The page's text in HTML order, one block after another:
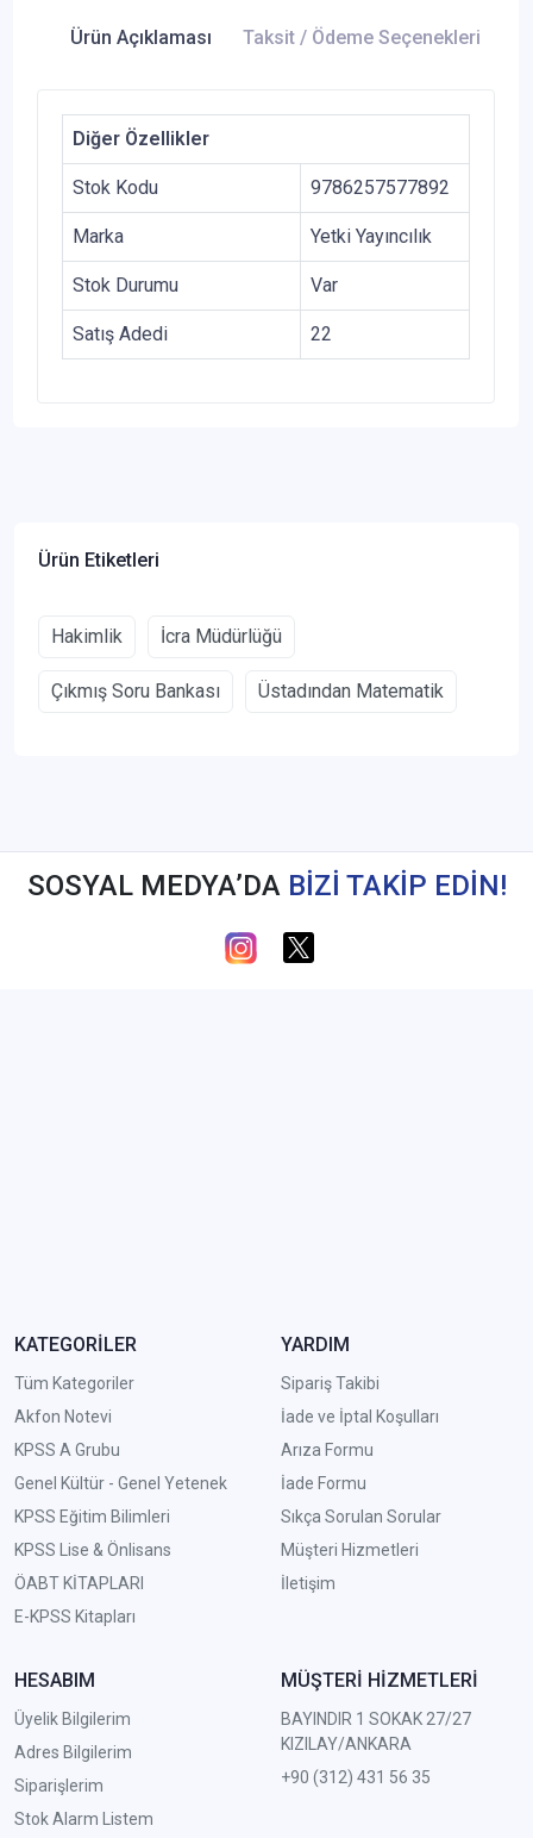
Ürün Açıklaması Taksit / Ödeme Seçenekleri
Diğer Özellikler
Stok Kodu 9786257577892
Marka Yetki Yayıncılık
Stok Durumu Var
Satış Adedi 22
Ürün Etiketleri
Hakimlik İcra Müdürlüğü
Çıkmış Soru Bankası Üstadından Matematik
SOSYAL MEDYA’DA BİZİ TAKİP EDİN!
KATEGORİLER
Tüm Kategoriler
Akfon Notevi
KPSS A Grubu
Genel Kültür - Genel Yetenek
KPSS Eğitim Bilimleri
KPSS Lise & Önlisans
ÖABT KİTAPLARI
E-KPSS Kitapları
YARDIM
Sipariş Takibi
İade ve İptal Koşulları
Arıza Formu
İade Formu
Sıkça Sorulan Sorular
Müşteri Hizmetleri
İletişim
HESABIM
Üyelik Bilgilerim
Adres Bilgilerim
Siparişlerim
Stok Alarm Listem
MÜŞTERİ HİZMETLERİ
BAYINDIR 1 SOKAK 27/27
KIZILAY/ANKARA
+90 (312) 431 56 35